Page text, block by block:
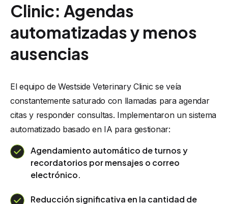
Clinic: Agendas
automatizadas y menos
ausencias
El equipo de Westside Veterinary Clinic se veía
constantemente saturado con llamadas para agendar
citas y responder consultas. Implementaron un sistema
automatizado basado en IA para gestionar:
Agendamiento automático de turnos y
recordatorios por mensajes o correo
electrónico.
Reducción significativa en la cantidad de